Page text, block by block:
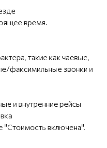
время.
такие как чаевые,
факсимильные звонки и
и внутренние рейсы
"Стоимость включена".